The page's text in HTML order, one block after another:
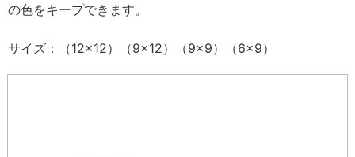
の色をキープできます。
サイズ：（12×12）（9×12）（9×9）（6×9）